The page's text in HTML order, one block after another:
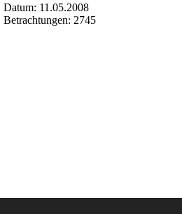
Datum: 11.05.2008
Betrachtungen: 2745